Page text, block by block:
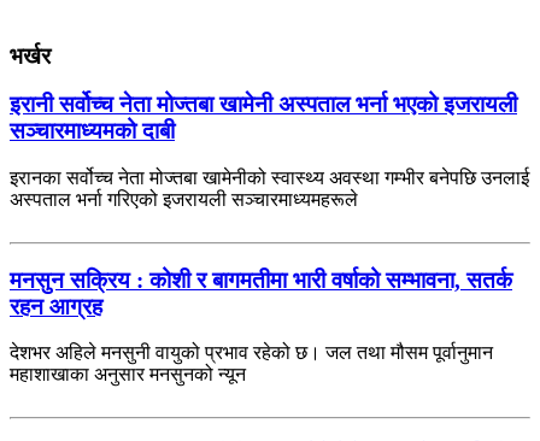
भर्खर
इरानी सर्वोच्च नेता मोज्तबा खामेनी अस्पताल भर्ना भएको इजरायली
सञ्चारमाध्यमको दाबी
इरानका सर्वोच्च नेता मोज्तबा खामेनीको स्वास्थ्य अवस्था गम्भीर बनेपछि उनलाई
अस्पताल भर्ना गरिएको इजरायली सञ्चारमाध्यमहरूले
मनसुन सक्रिय : कोशी र बागमतीमा भारी वर्षाको सम्भावना, सतर्क
रहन आग्रह
देशभर अहिले मनसुनी वायुको प्रभाव रहेको छ। जल तथा मौसम पूर्वानुमान
महाशाखाका अनुसार मनसुनको न्यून